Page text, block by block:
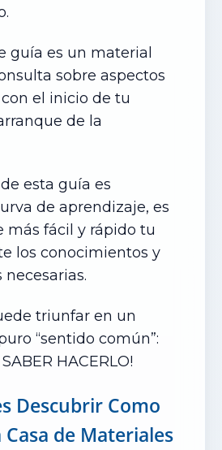
guía es un material
sobre aspectos
el inicio de tu
de la
esta guía es
de aprendizaje, es
más fácil y rápido tu
los conocimientos y
triunfar en un
“sentido común”:
HACERLO!
Descubrir Como
de Materiales